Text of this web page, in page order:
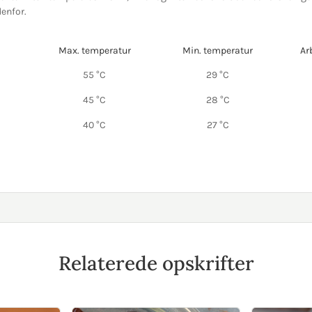
Max. temperatur
55 °C
45 °C
40 °C
Min. temperatur
29 °C
28 °C
27 °C
Relaterede opskrifter